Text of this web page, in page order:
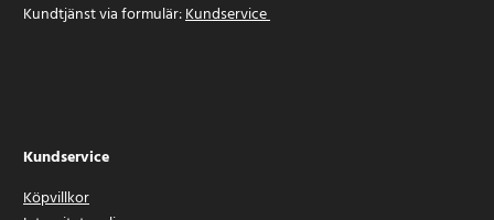
Kundtjänst via formulär:Kundservice
Kundservice
Köpvillkor